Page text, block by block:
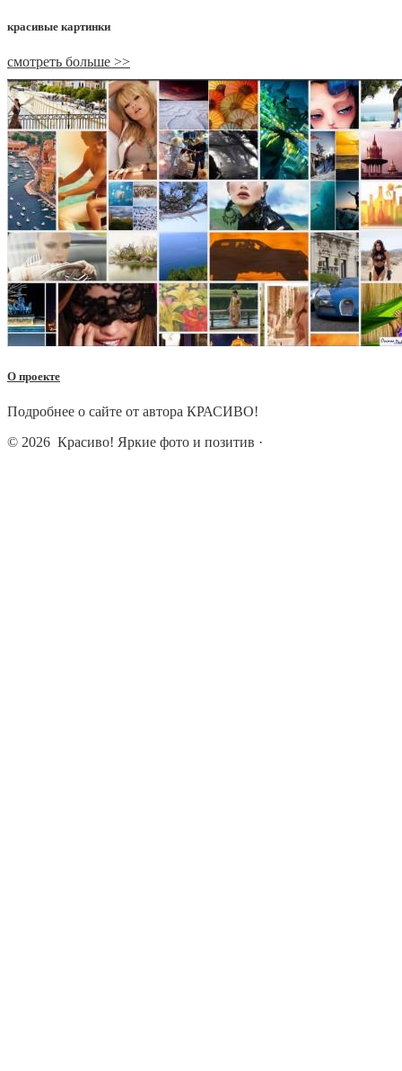
красивые картинки
смотреть больше >>
О проекте
Подробнее о сайте от автора КРАСИВО!
© 2026 Красиво! Яркие фото и позитив ·